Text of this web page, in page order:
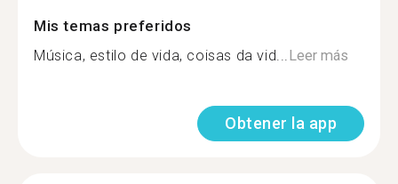
Mis temas preferidos
Música, estilo de vida, coisas da vid...Leer más
Obtener la app